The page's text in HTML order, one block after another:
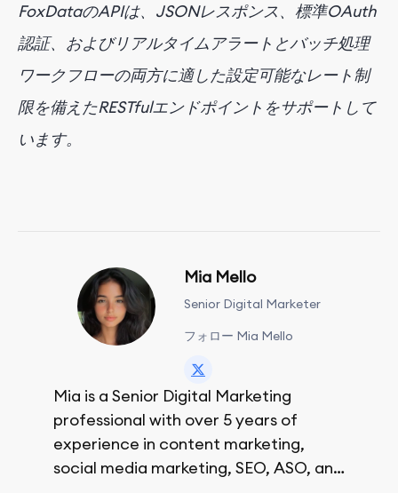
FoxDataのAPIは、JSONレスポンス、標準OAuth
認証、およびリアルタイムアラートとバッチ処理
ワークフローの両方に適した設定可能なレート制
限を備えたRESTfulエンドポイントをサポートして
います。
Mia Mello
Senior Digital Marketer
フォロー Mia Mello
Mia is a Senior Digital Marketing
professional with over 5 years of
experience in content marketing,
social media marketing, SEO, ASO, and